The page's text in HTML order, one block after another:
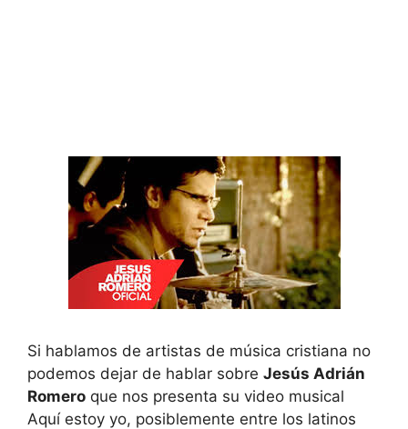
Si hablamos de artistas de música cristiana no
podemos dejar de hablar sobre Jesús Adrián
Romero que nos presenta su video musical
Aquí estoy yo, posiblemente entre los latinos